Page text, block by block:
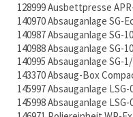
128999 Ausbettpresse
140970 Absauganlage SG-
140987 Absauganlage
140988 Absauganlage SG-
140995 Absauganlage SG-
143370 Absaug-Box
145997 Absauganlage LSG-
145998 Absauganlage LSG-